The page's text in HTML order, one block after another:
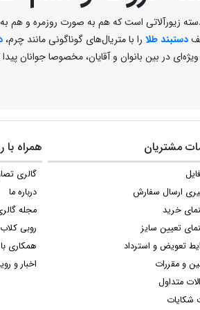
زیورآلاتی است که هم به صورت روزمره و هم
دستبند طلا را با متریال‌های گوناگونی مانند چرم،
در بین بانوان و آقایان، مخصوصا جوانان
واقع یک زیور شخصی سازی شده است که
سالگرد ازدواج و... هدیه‌ای خاص و ارزشمند
حروف و اسم طلا
مد و فشن هر روز طرح تازه ای به بازار ارائه
بر روی دستبند طلا، جلوه این مدل اکسسوری را
طراحان خوش ذوق و با سلیقه انواع
کرده‌اند. جالب است بدانیدکه شما علاوه بر حروف
آقایان طرفداران خاص خودش را دارد، دستبند
با نظر و سلیقه اکثر افراد همخوانی دارد.
مشتریان
ارسال سفارش
خرید
تعیین سایز
تعویض و استرداد
و مقررات
متداول
شکایات
همراه با
گالری
درباره ما
مجله
روبی کلاب
همکاری
اخبار و